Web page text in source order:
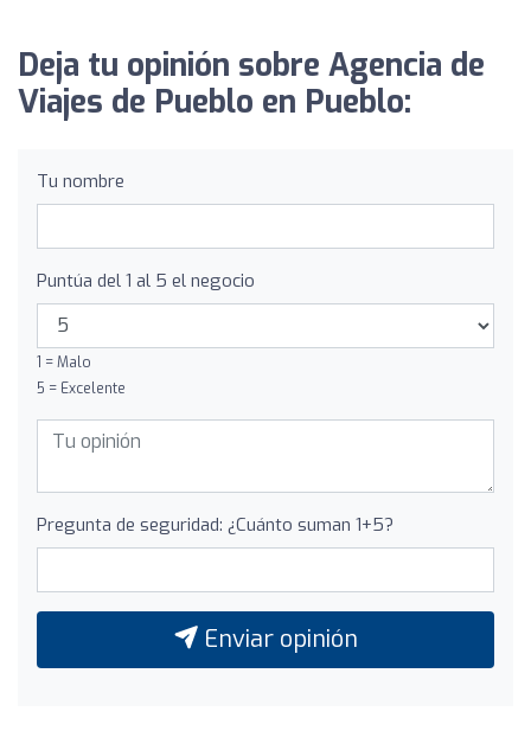
Deja tu opinión sobre Agencia de
Viajes de Pueblo en Pueblo:
Tu nombre
Puntúa del 1 al 5 el negocio
1 = Malo
5 = Excelente
Pregunta de seguridad: ¿Cuánto suman 1+5?
Enviar opinión